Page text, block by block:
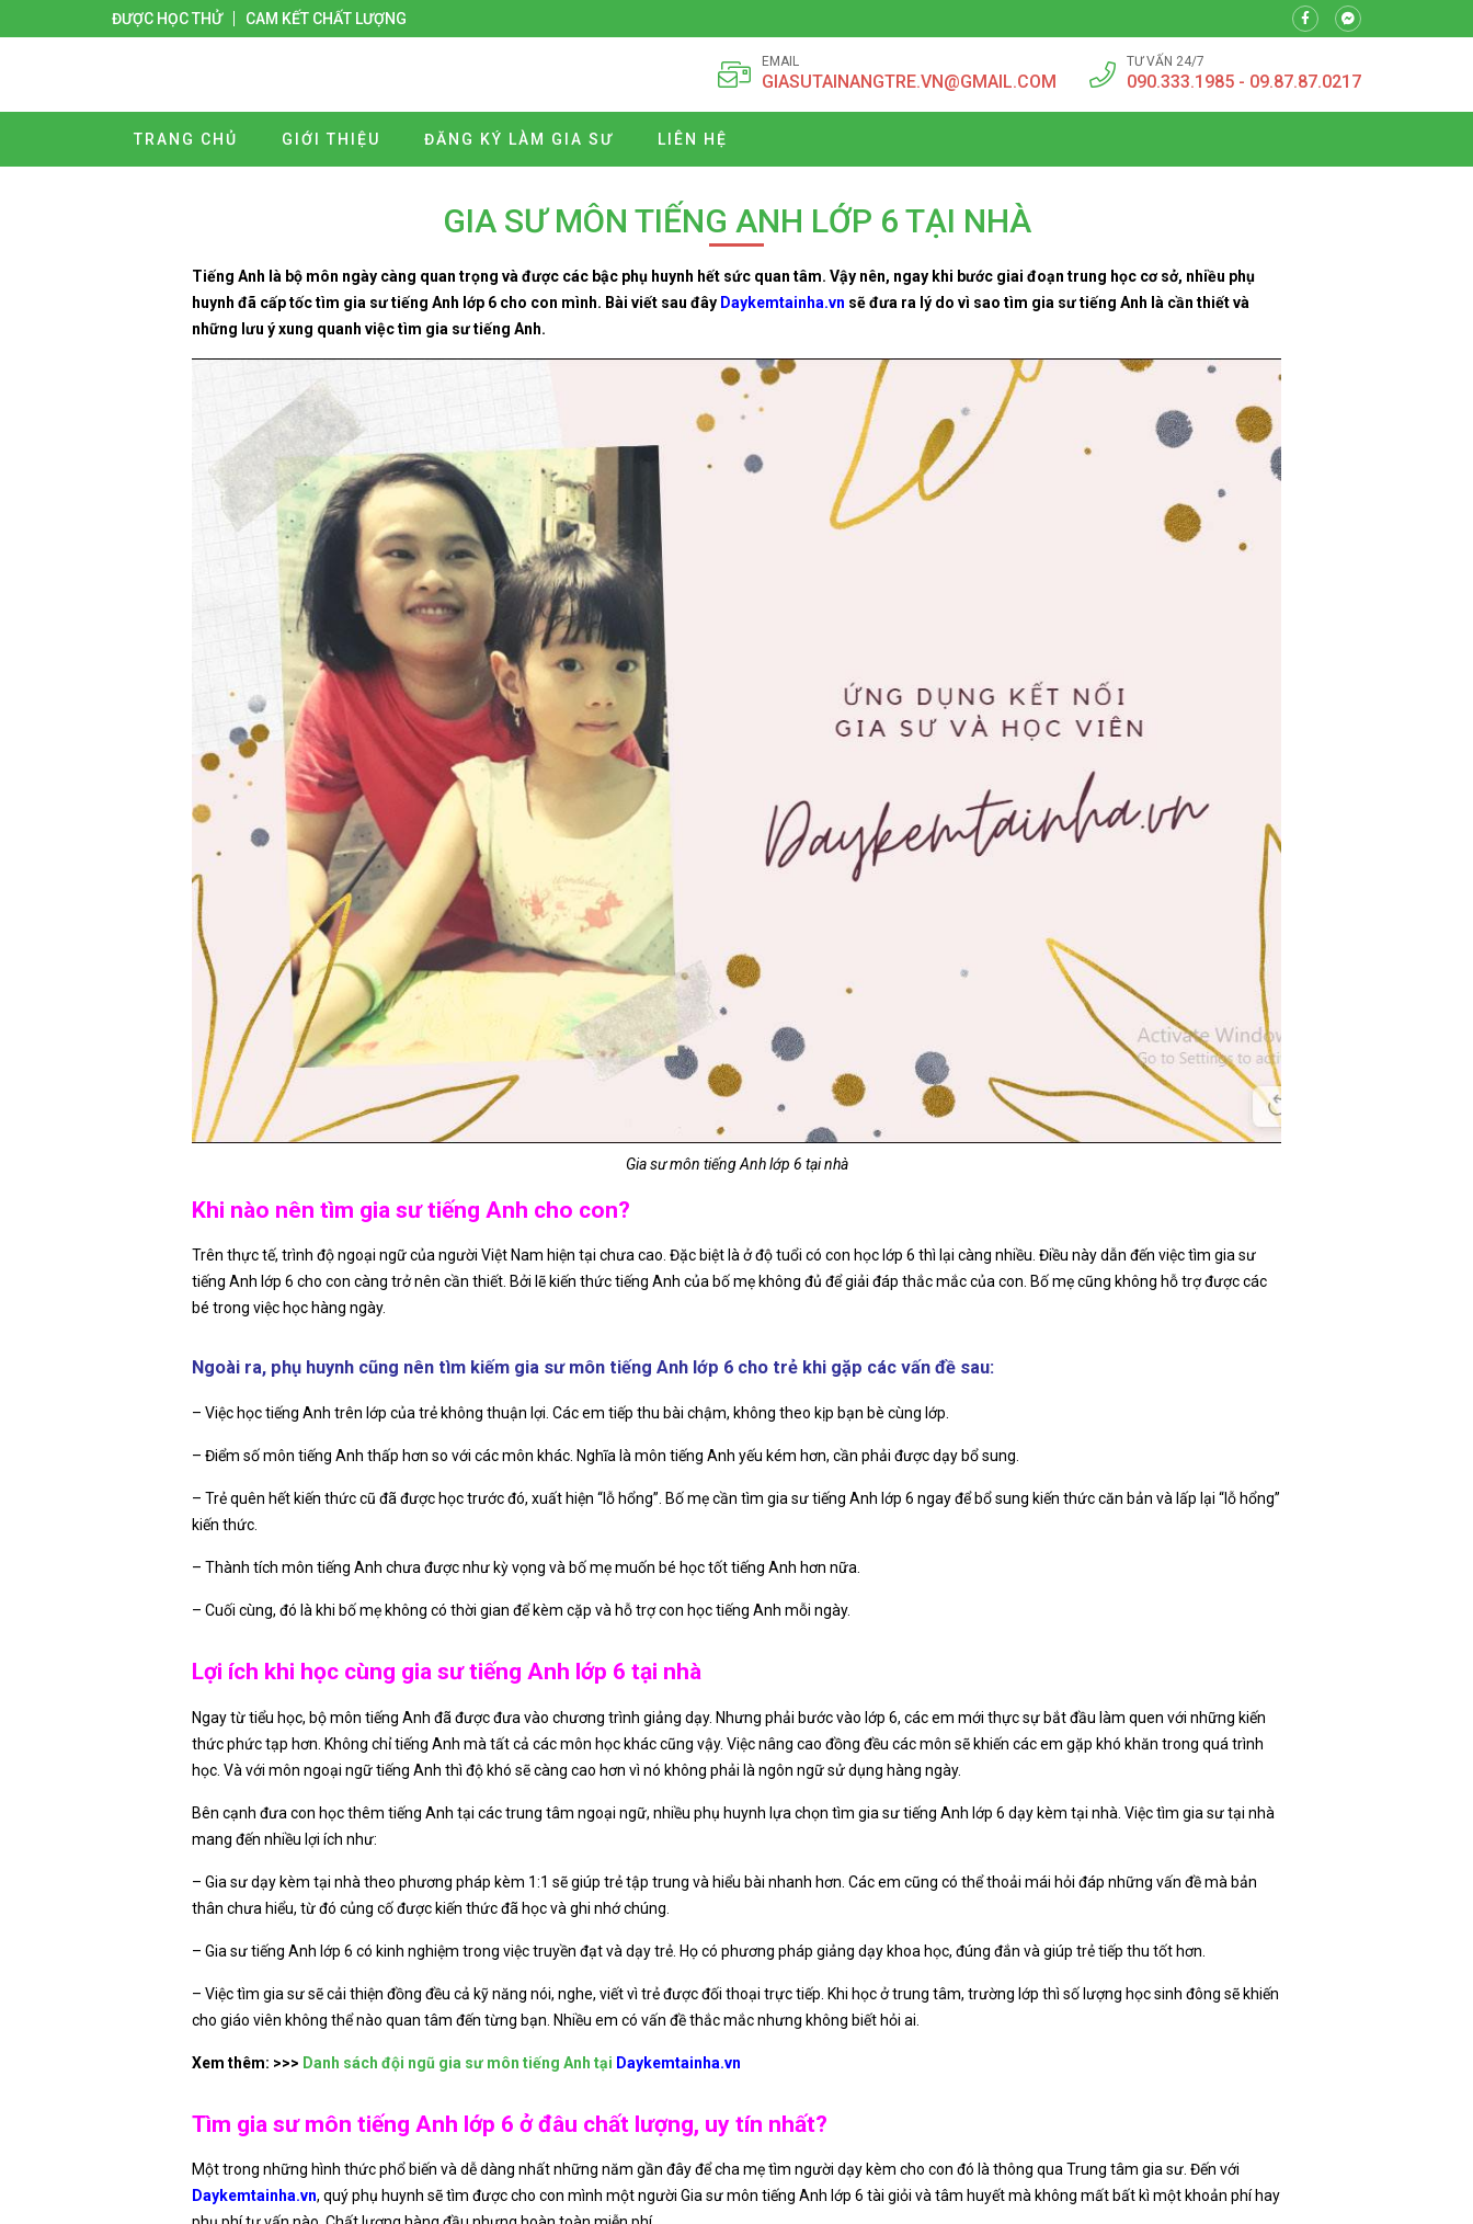
ĐƯỢC HỌC THỬ CAM KẾT CHẤT LƯỢNG
EMAIL
GIASUTAINANGTRE.VN@GMAIL.COM
TƯ VẤN 24/7
090.333.1985 - 09.87.87.0217
TRANG CHỦ GIỚI THIỆU ĐĂNG KÝ LÀM GIA SƯ LIÊN HỆ
GIA SƯ MÔN TIẾNG ANH LỚP 6 TẠI NHÀ
Tiếng Anh là bộ môn ngày càng quan trọng và được các bậc phụ huynh hết sức quan tâm. Vậy nên, ngay khi bước giai đoạn trung học cơ sở, nhiều phụ
huynh đã cấp tốc tìm gia sư tiếng Anh lớp 6 cho con mình. Bài viết sau đây Daykemtainha.vn sẽ đưa ra lý do vì sao tìm gia sư tiếng Anh là cần thiết và
những lưu ý xung quanh việc tìm gia sư tiếng Anh.
Gia sư môn tiếng Anh lớp 6 tại nhà
Khi nào nên tìm gia sư tiếng Anh cho con?
Trên thực tế, trình độ ngoại ngữ của người Việt Nam hiện tại chưa cao. Đặc biệt là ở độ tuổi có con học lớp 6 thì lại càng nhiều. Điều này dẫn đến việc tìm gia sư
tiếng Anh lớp 6 cho con càng trở nên cần thiết. Bởi lẽ kiến thức tiếng Anh của bố mẹ không đủ để giải đáp thắc mắc của con. Bố mẹ cũng không hỗ trợ được các
bé trong việc học hàng ngày.
Ngoài ra, phụ huynh cũng nên tìm kiếm gia sư môn tiếng Anh lớp 6 cho trẻ khi gặp các vấn đề sau:
– Việc học tiếng Anh trên lớp của trẻ không thuận lợi. Các em tiếp thu bài chậm, không theo kịp bạn bè cùng lớp.
– Điểm số môn tiếng Anh thấp hơn so với các môn khác. Nghĩa là môn tiếng Anh yếu kém hơn, cần phải được dạy bổ sung.
– Trẻ quên hết kiến thức cũ đã được học trước đó, xuất hiện “lỗ hổng”. Bố mẹ cần tìm gia sư tiếng Anh lớp 6 ngay để bổ sung kiến thức căn bản và lấp lại “lỗ hổng”
kiến thức.
– Thành tích môn tiếng Anh chưa được như kỳ vọng và bố mẹ muốn bé học tốt tiếng Anh hơn nữa.
– Cuối cùng, đó là khi bố mẹ không có thời gian để kèm cặp và hỗ trợ con học tiếng Anh mỗi ngày.
Lợi ích khi học cùng gia sư tiếng Anh lớp 6 tại nhà
Ngay từ tiểu học, bộ môn tiếng Anh đã được đưa vào chương trình giảng dạy. Nhưng phải bước vào lớp 6, các em mới thực sự bắt đầu làm quen với những kiến
thức phức tạp hơn. Không chỉ tiếng Anh mà tất cả các môn học khác cũng vậy. Việc nâng cao đồng đều các môn sẽ khiến các em gặp khó khăn trong quá trình
học. Và với môn ngoại ngữ tiếng Anh thì độ khó sẽ càng cao hơn vì nó không phải là ngôn ngữ sử dụng hàng ngày.
Bên cạnh đưa con học thêm tiếng Anh tại các trung tâm ngoại ngữ, nhiều phụ huynh lựa chọn tìm gia sư tiếng Anh lớp 6 dạy kèm tại nhà. Việc tìm gia sư tại nhà
mang đến nhiều lợi ích như:
– Gia sư dạy kèm tại nhà theo phương pháp kèm 1:1 sẽ giúp trẻ tập trung và hiểu bài nhanh hơn. Các em cũng có thể thoải mái hỏi đáp những vấn đề mà bản
thân chưa hiểu, từ đó củng cố được kiến thức đã học và ghi nhớ chúng.
– Gia sư tiếng Anh lớp 6 có kinh nghiệm trong việc truyền đạt và dạy trẻ. Họ có phương pháp giảng dạy khoa học, đúng đắn và giúp trẻ tiếp thu tốt hơn.
– Việc tìm gia sư sẽ cải thiện đồng đều cả kỹ năng nói, nghe, viết vì trẻ được đối thoại trực tiếp. Khi học ở trung tâm, trường lớp thì số lượng học sinh đông sẽ khiến
cho giáo viên không thể nào quan tâm đến từng bạn. Nhiều em có vấn đề thắc mắc nhưng không biết hỏi ai.
Xem thêm: >>> Danh sách đội ngũ gia sư môn tiếng Anh tại Daykemtainha.vn
Tìm gia sư môn tiếng Anh lớp 6 ở đâu chất lượng, uy tín nhất?
Một trong những hình thức phổ biến và dễ dàng nhất những năm gần đây để cha mẹ tìm người dạy kèm cho con đó là thông qua Trung tâm gia sư. Đến với
Daykemtainha.vn, quý phụ huynh sẽ tìm được cho con mình một người Gia sư môn tiếng Anh lớp 6 tài giỏi và tâm huyết mà không mất bất kì một khoản phí hay